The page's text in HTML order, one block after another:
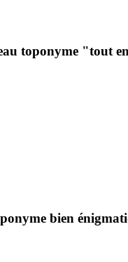
toponyme "tout
bien